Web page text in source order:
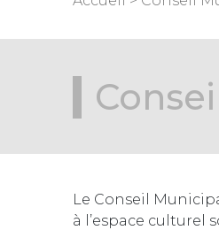
Le Conseil
à l’espace culturel